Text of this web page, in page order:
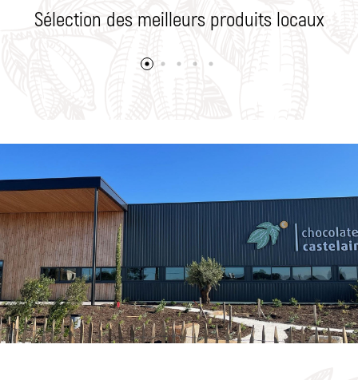
Sélection des meilleurs produits locaux